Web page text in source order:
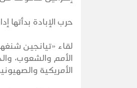
حرب الإبادة بدأتها
لقاء «تيانجين
الأمم والشعوب،
الأمريكية